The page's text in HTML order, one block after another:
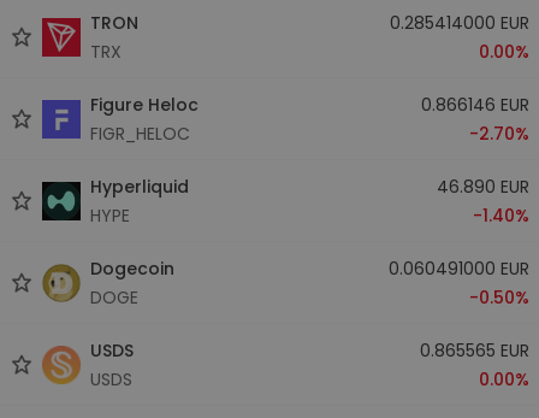
TRON
TRX
0.285414000 EUR
0.00%
Figure Heloc
FIGR_HELOC
0.866146 EUR
-2.70%
Hyperliquid
HYPE
46.890 EUR
-1.40%
Dogecoin
DOGE
0.060491000 EUR
-0.50%
USDS
USDS
0.865565 EUR
0.00%